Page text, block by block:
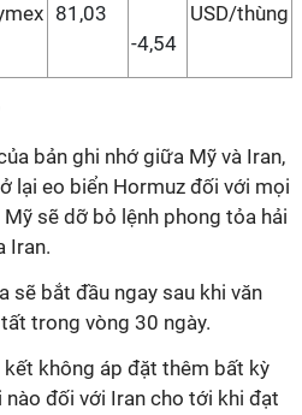
81,03
-4,54
USD/thùng
bản ghi nhớ giữa Mỹ và Iran,
lại eo biển Hormuz đối với mọi
sẽ dỡ bỏ lệnh phong tỏa hải
Iran.
sẽ bắt đầu ngay sau khi văn
trong vòng 30 ngày.
không áp đặt thêm bất kỳ
đối với Iran cho tới khi đạt